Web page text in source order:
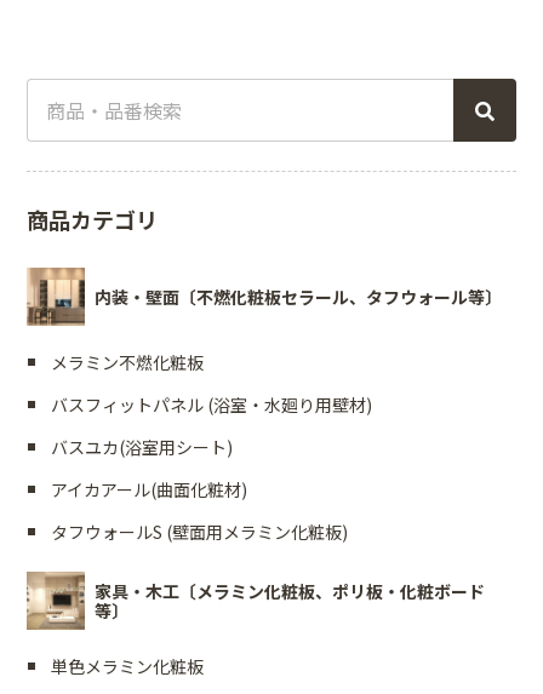
商品カテゴリ
内装・壁面〔不燃化粧板セラール、タフウォール等〕
メラミン不燃化粧板
バスフィットパネル (浴室・水廻り用壁材)
バスユカ(浴室用シート)
アイカアール(曲面化粧材)
タフウォールS (壁面用メラミン化粧板)
家具・木工〔メラミン化粧板、ポリ板・化粧ボード
等〕
単色メラミン化粧板